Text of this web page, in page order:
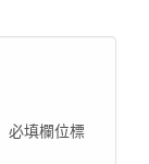
必填欄位標